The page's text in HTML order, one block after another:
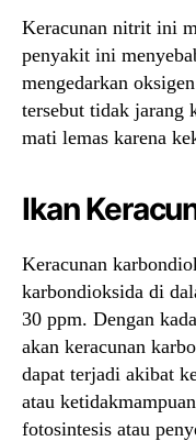
Keracunan nitrit ini
penyakit ini
mengedarkan
tersebut tidak jarang
mati lemas karena
Ikan
Keracunan
karbondioksida di
30 ppm. Dengan
akan keracunan
dapat terjadi akibat
atau
fotosintesis atau